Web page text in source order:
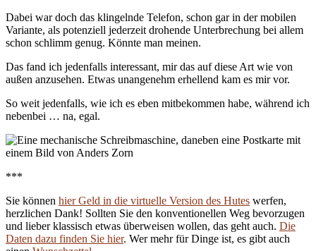
Dabei war doch das klingelnde Telefon, schon gar in der mobilen
Variante, als potenziell jederzeit drohende Unterbrechung bei allem
schon schlimm genug. Könnte man meinen.
Das fand ich jedenfalls interessant, mir das auf diese Art wie von
außen anzusehen. Etwas unangenehm erhellend kam es mir vor.
So weit jedenfalls, wie ich es eben mitbekommen habe, während ich
nebenbei … na, egal.
***
Sie können hier Geld in die virtuelle Version des Hutes werfen,
herzlichen Dank! Sollten Sie den konventionellen Weg bevorzugen
und lieber klassisch etwas überweisen wollen, das geht auch. Die
Daten dazu finden Sie hier. Wer mehr für Dinge ist, es gibt auch